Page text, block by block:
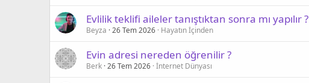
Evlilik teklifi aileler tanıştıktan sonra mı yapılır ?
Beyza 26 Tem 2026 Hayatın İçinden
Evin adresi nereden öğrenilir ?
Berk 26 Tem 2026 İnternet Dünyası